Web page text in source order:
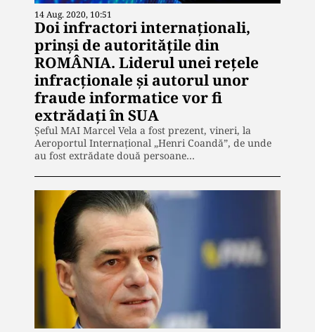
14 Aug. 2020, 10:51
Doi infractori internaționali,
prinși de autoritățile din
ROMÂNIA. Liderul unei rețele
infracționale și autorul unor
fraude informatice vor fi
extrădați în SUA
Șeful MAI Marcel Vela a fost prezent, vineri, la
Aeroportul Internaţional „Henri Coandă”, de unde
au fost extrădate două persoane…